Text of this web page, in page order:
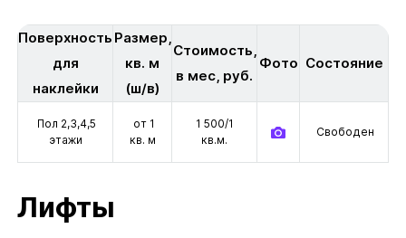
Поверхность
для
наклейки
Размер,
кв. м
(ш/в)
Стоимость,
в мес, руб.
Фото Состояние
Пол 2,3,4,5
этажи
от 1
кв. м
1 500/1
кв.м.
Свободен
Лифты